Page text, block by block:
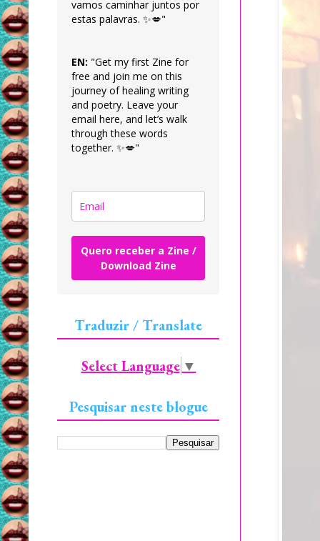
vamos caminhar juntos por
estas palavras. ✨💋"
EN: "Get my first Zine for
free and join me on this
journey of healing writing
and poetry. Leave your
email here, and let’s walk
through these words
together. ✨💋"
Quero receber a Zine /
Download Zine
Traduzir / Translate
Select Language ▼
Pesquisar neste blogue